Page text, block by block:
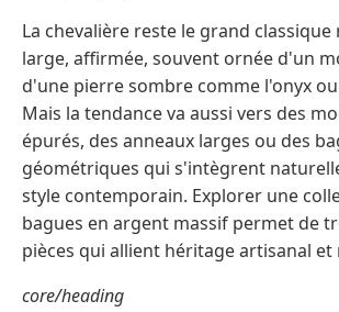
La chevalière reste le grand
large, affirmée, souvent ornée d'un
d'une pierre sombre comme l'onyx
Mais la tendance va aussi vers des
épurés, des anneaux larges ou des
géométriques qui s'intègrent
style contemporain. Explorer une
bagues en argent massif permet de
pièces qui allient héritage artisanal
core/heading